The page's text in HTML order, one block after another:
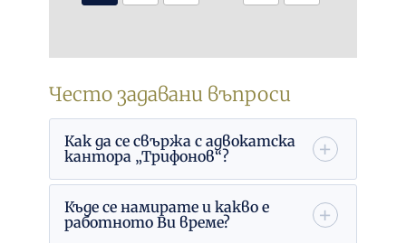
Често задавани въпроси
Как да се свържа с адвокатска
кантора „Трифонов“?
Къде се намирате и какво е
работното Ви време?